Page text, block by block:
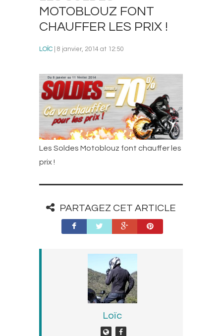
MOTOBLOUZ FONT
CHAUFFER LES PRIX !
LOÏC | 8 janvier, 2014 at 12:50
Les Soldes Motoblouz font chauffer les
prix !
PARTAGEZ CET ARTICLE
Loïc